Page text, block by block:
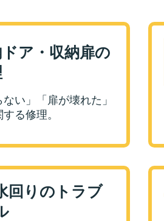
ア・収納扉の
ない」「扉が壊れた」
る修理。
回りのトラブ